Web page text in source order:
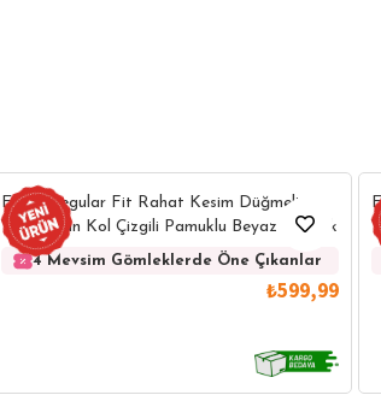
Erkek Regular Fit Rahat Kesim Düğmeli
Yaka Uzun Kol Çizgili Pamuklu Beyaz Gömlek
4 Mevsim Gömleklerde Öne Çıkanlar
₺599,99